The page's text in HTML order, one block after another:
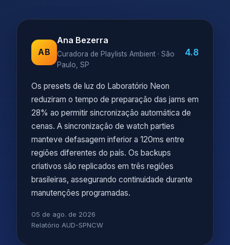
AB
Ana Bezerra
Curadora de Playlists Ambient · São
Paulo, SP
4.8
Os presets de luz do Laboratório Neon
reduziram o tempo de preparação das jams em
28% ao permitir sincronização automática de
cenas. A sincronização de watch parties
manteve defasagem inferior a 120ms entre
regiões diferentes do país. Os backups
criativos são replicados em três regiões
brasileiras, assegurando continuidade durante
manutenções programadas.
05 de ago. de 2026
Relatório AUD-SPNCW